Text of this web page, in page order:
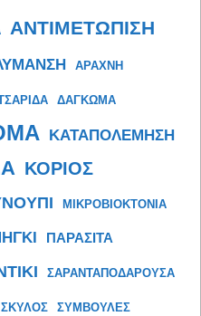
ΑΝΤΙΜΕΤΩΠΙΣΗ
ΑΡΑΧΝΗ
ΔΑΓΚΩΜΑ
ΚΑΤΑΠΟΛΕΜΗΣΗ
ΚΟΡΙΟΣ
ΜΙΚΡΟΒΙΟΚΤΟΝΙΑ
ΠΑΡΑΣΙΤΑ
ΣΑΡΑΝΤΑΠΟΔΑΡΟΥΣΑ
ΣΚΥΛΟΣ ΣΥΜΒΟΥΛΕΣ